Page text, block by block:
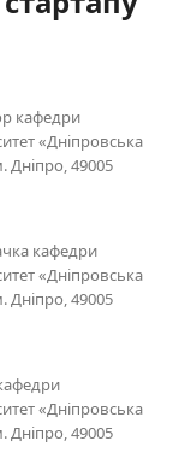
кафедри
«Дніпровська
Дніпро, 49005
кафедри
«Дніпровська
Дніпро, 49005
«Дніпровська
Дніпро, 49005